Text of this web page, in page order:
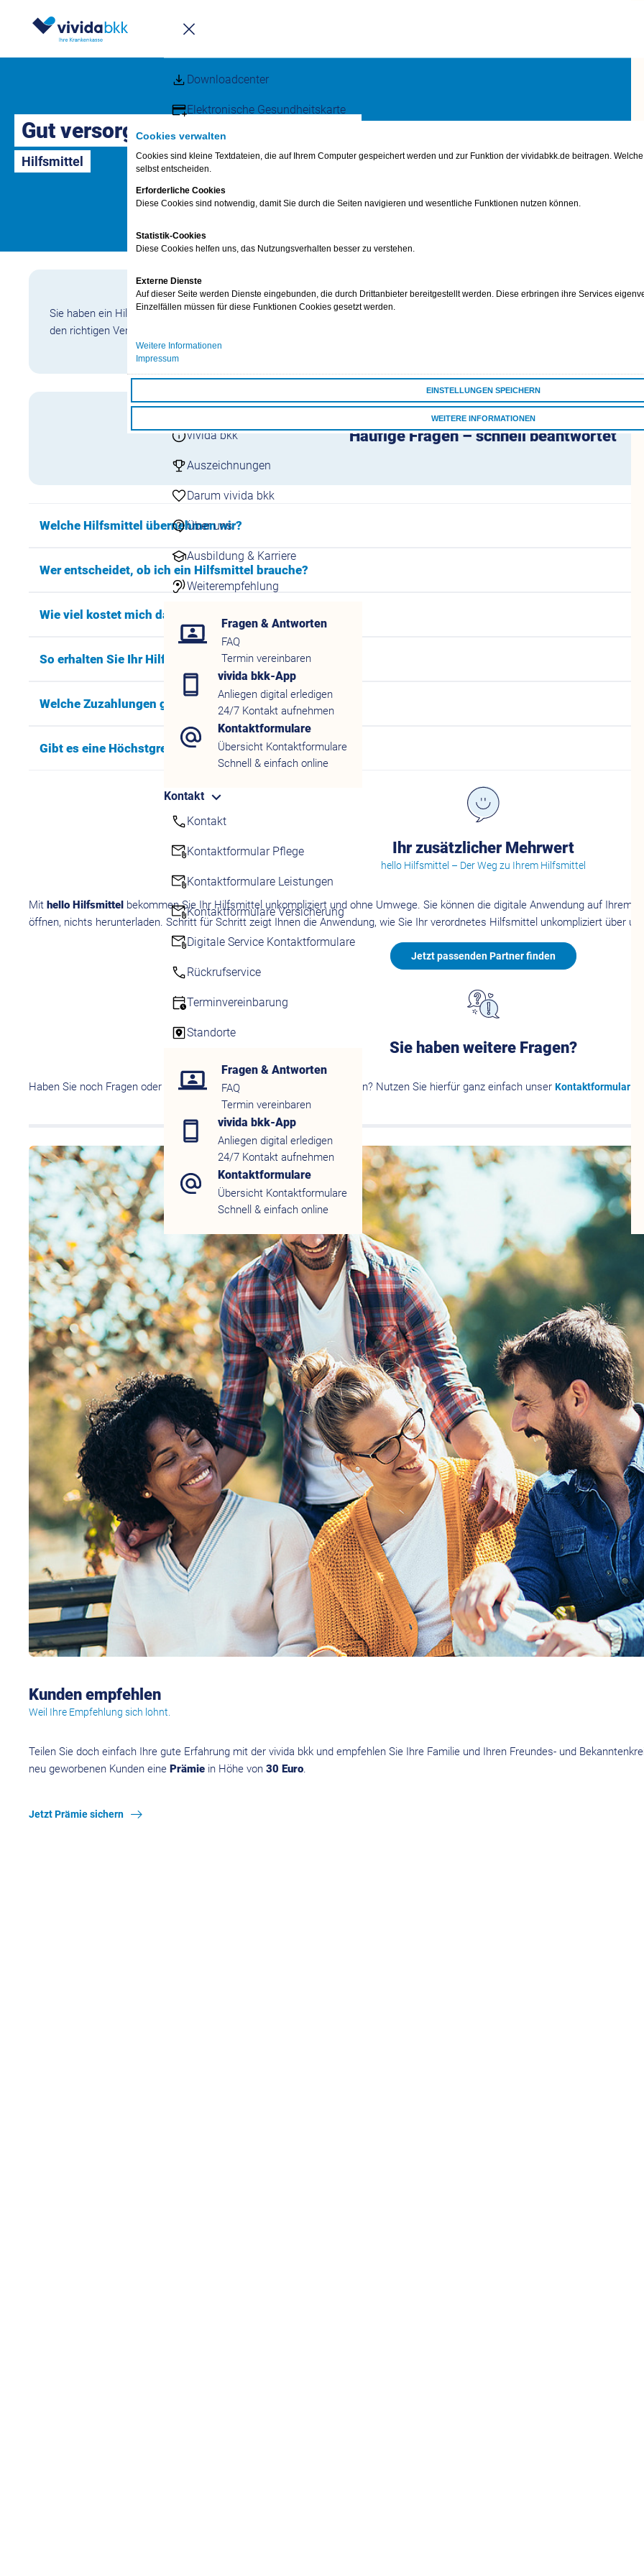
Cookies verwalten
Cookies sind kleine Textdateien, die auf Ihrem Computer gespeichert werden und zur Funktion der vividabkk.de beitragen.
selbst entscheiden.
Erforderliche Cookies
Diese Cookies sind notwendig, damit Sie durch die Seiten navigieren und wesentliche Funktionen nutzen können.
Statistik-Cookies
Diese Cookies helfen uns, das Nutzungsverhalten besser zu verstehen.
Externe Dienste
Auf dieser Seite werden Dienste eingebunden, die durch Drittanbieter bereitgestellt werden. Diese erbringen ihre Services
Einzelfällen müssen für diese Funktionen Cookies gesetzt werden.
Weitere Informationen
Impressum
EINSTELLUNGEN SPEICHERN
WEITERE INFORMATIONEN
ALLE COOKIES AKZEPTIEREN
Downloadcenter
Elektronische Gesundheitskarte
Kundenmagazin vida
Kunden werben
Häufige Fragen – FAQs
FAQ
vivida bkk-App
Anliegen digital erledigen
Kontaktformulare
Schnell & einfach online
Darum vivida bkk
vivida bkk
Auszeichnungen
Darum vivida bkk
Über uns
Ausbildung & Karriere
Weiterempfehlung
Fragen & Antworten
FAQ
Termin vereinbaren
vivida bkk-App
Anliegen digital erledigen
24/7 Kontakt aufnehmen
Kontaktformulare
Übersicht Kontaktformulare
Schnell & einfach online
Kontakt
Kontakt
Kontaktformular Pflege
Kontaktformulare Leistungen
Kontaktformulare Versicherung
Digitale Service Kontaktformulare
Rückrufservice
Terminvereinbarung
Standorte
Fragen & Antworten
FAQ
Termin vereinbaren
vivida bkk-App
Anliegen digital erledigen
24/7 Kontakt aufnehmen
Kontaktformulare
Übersicht Kontaktformulare
Schnell & einfach online
Gut versorgt – schnell und einfach
Hilfsmittel
Sie haben ein Hilfsmittel-Rezept von Ihrem Arzt oder Ihrer Ärztin erhalten? Ob Prothese, Rollstuhl oder Hörgerät – wir zeigen
den richtigen Vertragspartner in Ihrer Nähe finden. Mit der vivida bkk sind Sie gut versorgt und bestens informiert.
Häufige Fragen – schnell beantwortet
Welche Hilfsmittel übernehmen wir?
Wer entscheidet, ob ich ein Hilfsmittel brauche?
Wie viel kostet mich das Hilfsmittel?
So erhalten Sie Ihr Hilfsmittel – Schritt für Schritt:
Welche Zuzahlungen gibt es?
Gibt es eine Höchstgrenze für Zuzahlungen?
Ihr zusätzlicher Mehrwert
hello Hilfsmittel – Der Weg zu Ihrem Hilfsmittel
Mit hello Hilfsmittel bekommen Sie Ihr Hilfsmittel unkompliziert und ohne Umwege. Sie können die digitale Anwendung auf Ihrem
öffnen, nichts herunterladen. Schritt für Schritt zeigt Ihnen die Anwendung, wie Sie Ihr verordnetes Hilfsmittel unkompliziert über
Jetzt passenden Partner finden
Sie haben weitere Fragen?
Haben Sie noch Fragen oder möchten Sie direkt von uns beraten werden? Nutzen Sie hierfür ganz einfach unser Kontaktformular
Kunden empfehlen
Weil Ihre Empfehlung sich lohnt.
Teilen Sie doch einfach Ihre gute Erfahrung mit der vivida bkk und empfehlen Sie Ihre Familie und Ihren Freundes- und
neu geworbenen Kunden eine Prämie in Höhe von 30 Euro.
Jetzt Prämie sichern